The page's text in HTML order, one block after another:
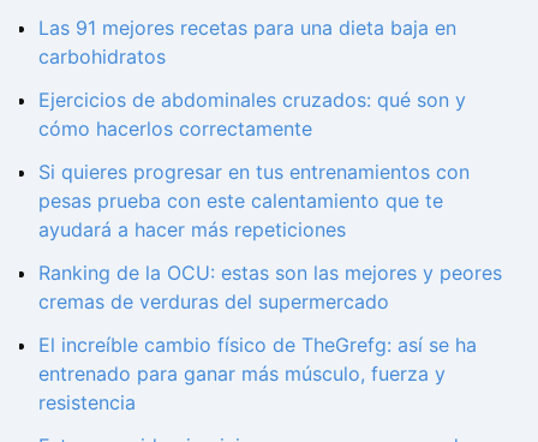
Las 91 mejores recetas para una dieta baja en
carbohidratos
Ejercicios de abdominales cruzados: qué son y
cómo hacerlos correctamente
Si quieres progresar en tus entrenamientos con
pesas prueba con este calentamiento que te
ayudará a hacer más repeticiones
Ranking de la OCU: estas son las mejores y peores
cremas de verduras del supermercado
El increíble cambio físico de TheGrefg: así se ha
entrenado para ganar más músculo, fuerza y
resistencia